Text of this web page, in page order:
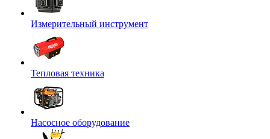
Измерительный инструмент
Тепловая техника
Насосное оборудование